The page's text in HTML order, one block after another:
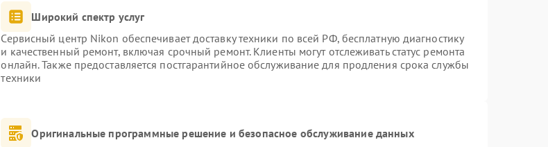
Широкий спектр услуг
Сервисный центр Nikon обеспечивает доставку техники по всей РФ, бесплатную диагностику
и качественный ремонт, включая срочный ремонт. Клиенты могут отслеживать статус ремонта
онлайн. Также предоставляется постгарантийное обслуживание для продления срока службы
техники
Оригинальные программные решение и безопасное обслуживание данных